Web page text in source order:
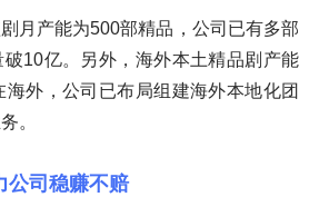
月产能为500部精品，公司已有多部
10亿。另外，海外本土精品剧产能
外，公司已布局组建海外本地化团
。
公司稳赚不赔